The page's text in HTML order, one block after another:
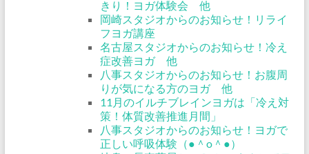
きり！ヨガ体験会 他
岡崎スタジオからのお知らせ！リライ
フヨガ講座
名古屋スタジオからのお知らせ！冷え
症改善ヨガ 他
八事スタジオからのお知らせ！お腹周
りが気になる方のヨガ 他
11月のイルチブレインヨガは「冷え対
策！体質改善推進月間」
八事スタジオからのお知らせ！ヨガで
正しい呼吸体験（●＾o＾●）